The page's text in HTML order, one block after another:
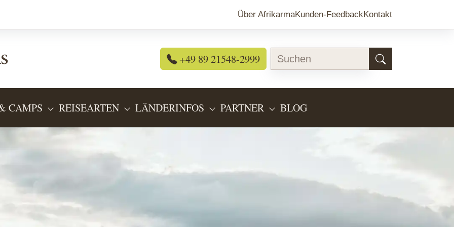
Über AfrikarmaKunden-FeedbackKontakt
+49 89 21548-2999
"REISEANGEBOTE"
CAMPS SUBMENU FOR "LODGES & CAMPS"
REISEARTEN SUBMENU FOR "REISEARTEN"
LÄNDERINFOS SUBMENU FOR "LÄNDERINFOS"
PARTNER SUBMENU FOR "PARTNER"
BLOG